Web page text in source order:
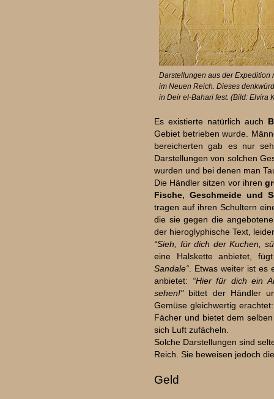
Darstellungen aus der Expedition
im Neuen Reich. Dieses
in Deir el-Bahari fest. (Bild: Elvira
Es existierte natürlich auch
Gebiet betrieben wurde.
bereicherten gab es nur
Darstellungen von solchen
wurden und bei denen man
Die Händler sitzen vor ihren
Fische, Geschmeide und
tragen auf ihren Schultern
die sie gegen die
der hieroglyphische Text,
“Sieh, für dich der Kuchen,
eine Halskette anbietet,
Sandale“ . Etwas weiter ist
anbietet: “Hier für dich ein
sehen!"bittet der Händler
Gemüse gleichwertig erachtet:
Fächer und bietet dem
sich Luft zufächeln.
Solche Darstellungen sind
Reich. Sie beweisen jedoch
Geld